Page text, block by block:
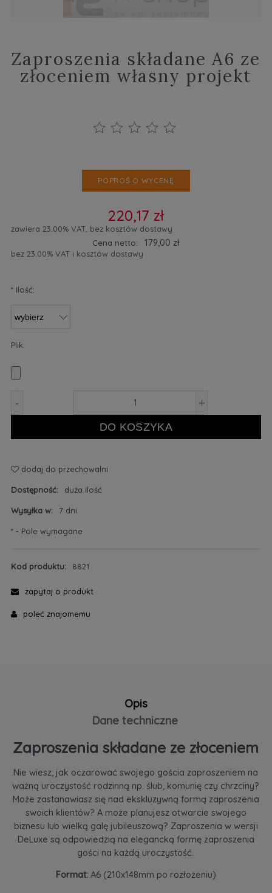
Zaproszenia składane A6 ze
złoceniem własny projekt
POPROŚ O WYCENĘ
220,17 zł
zawiera 23.00% VAT, bez kosztów dostawy
Cena netto:
179,00 zł
bez 23.00% VAT i kosztów dostawy
* Ilość:
Plik:
- +
DO KOSZYKA
dodaj do przechowalni
Dostępność: duża ilość
Wysyłka w: 7 dni
* - Pole wymagane
Kod produktu: 8821
zapytaj o produkt
poleć znajomemu
Opis
Dane techniczne
Zaproszenia składane ze złoceniem
Nie wiesz, jak oczarować swojego gościa zaproszeniem na
ważną uroczystość rodzinną np. ślub, komunię czy chrzciny?
Może zastanawiasz się nad ekskluzywną formą zaproszenia
swoich klientów? A może planujesz otwarcie swojego
biznesu lub wielką galę jubileuszową? Zaproszenia w wersji
DeLuxe są odpowiedzią na elegancką formę zaproszenia
gości na każdą uroczystość.
Format: A6 (210x148mm po rozłożeniu)